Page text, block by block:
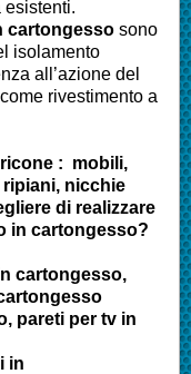
cartongesso sono
isolamento
all’azione del
rivestimento a
: mobili,
ripiani, nicchie
di realizzare
in cartongesso?
cartongesso,
pareti per tv in
in